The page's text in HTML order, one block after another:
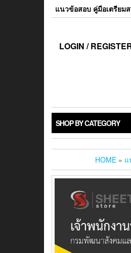
แนวข้อสอบ คู่มือเตรียม
LOGIN /
SHOP BY CATEGORY
HOME » แ